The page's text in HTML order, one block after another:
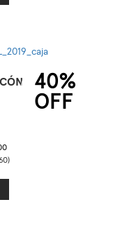
40%
OFF